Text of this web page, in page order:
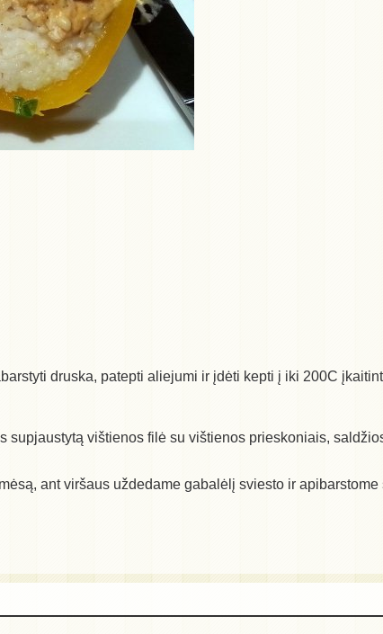
druska, patepti aliejumi ir įdėti kepti į iki 200C
supjaustytą vištienos filė su vištienos prieskoniais,
ant viršaus uždedame gabalėlį sviesto ir